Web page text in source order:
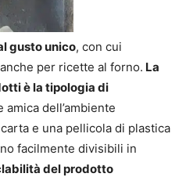
gusto unico, con cui
per ricette al forno. La
è la tipologia di
amica dell’ambiente
e una pellicola di plastica
facilmente divisibili in
del prodotto